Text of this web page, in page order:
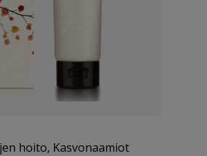
hoito, Kasvonaamiot